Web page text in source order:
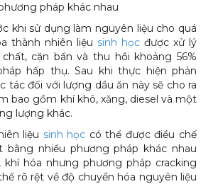
pháp khác nhau
khi sử dụng làm nguyên liệu cho quá
thành nhiên liệu sinh học được xử lý
cặn bẩn và thu hồi khoảng 56%
hấp thụ. Sau khi thực hiện phản
tác đối với lượng dầu ăn này sẽ cho ra
bao gồm khí khô, xăng, diesel và một
lượng khác.
liệu sinh học có thể được điều chế
nhiều phương pháp khác nhau
khí hóa nhưng phương pháp cracking
rõ rệt về độ chuyển hóa nguyên liệu